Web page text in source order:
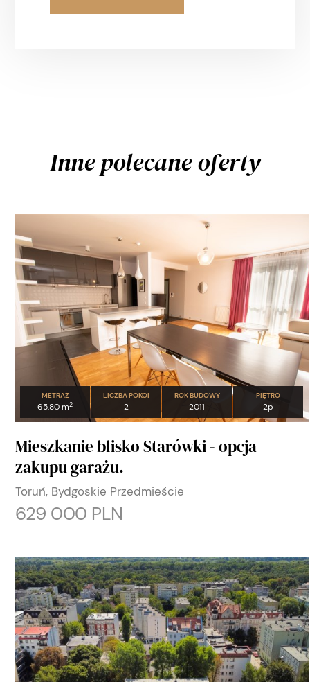
Inne polecane oferty
METRAŻ
65.80 m2
LICZBA POKOI
2
ROK BUDOWY
2011
PIĘTRO
2p
Mieszkanie blisko Starówki - opcja
zakupu garażu.
Toruń, Bydgoskie Przedmieście
629 000 PLN